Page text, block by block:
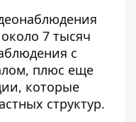
7 тысяч
с
плюс еще
которые
структур.